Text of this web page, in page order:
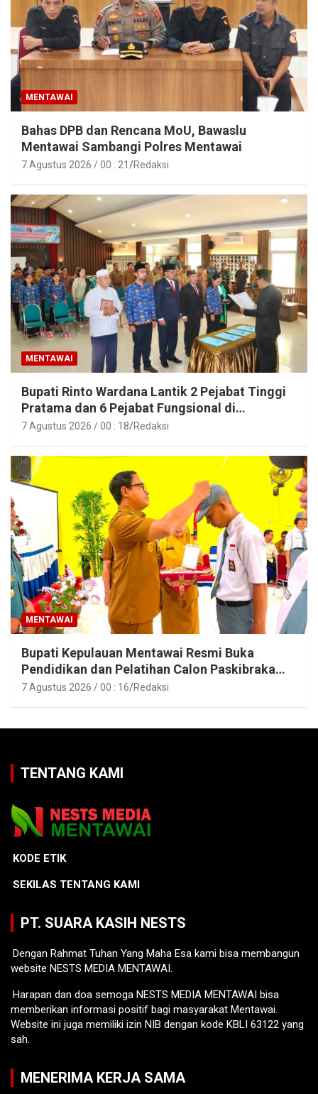
MENTAWAI
Bahas DPB dan Rencana MoU, Bawaslu
Mentawai Sambangi Polres Mentawai
7 Agustus 2026 / 00 : 21 Redaksi
MENTAWAI
Bupati Rinto Wardana Lantik 2 Pejabat Tinggi
Pratama dan 6 Pejabat Fungsional di
Lingkungan Pemkab Kepulauan Mentawai
7 Agustus 2026 / 00 : 18 Redaksi
MENTAWAI
Bupati Kepulauan Mentawai Resmi Buka
Pendidikan dan Pelatihan Calon Paskibraka
Tahun 2026
7 Agustus 2026 / 00 : 16 Redaksi
TENTANG KAMI
KODE ETIK
SEKILAS TENTANG KAMI
PT. SUARA KASIH NESTS
Dengan Rahmat Tuhan Yang Maha Esa kami bisa membangun
website NESTS MEDIA MENTAWAI.
Harapan dan doa semoga NESTS MEDIA MENTAWAI bisa
memberikan informasi positif bagi masyarakat Mentawai.
Website ini juga memiliki izin NIB dengan kode KBLI 63122 yang
sah.
MENERIMA KERJA SAMA